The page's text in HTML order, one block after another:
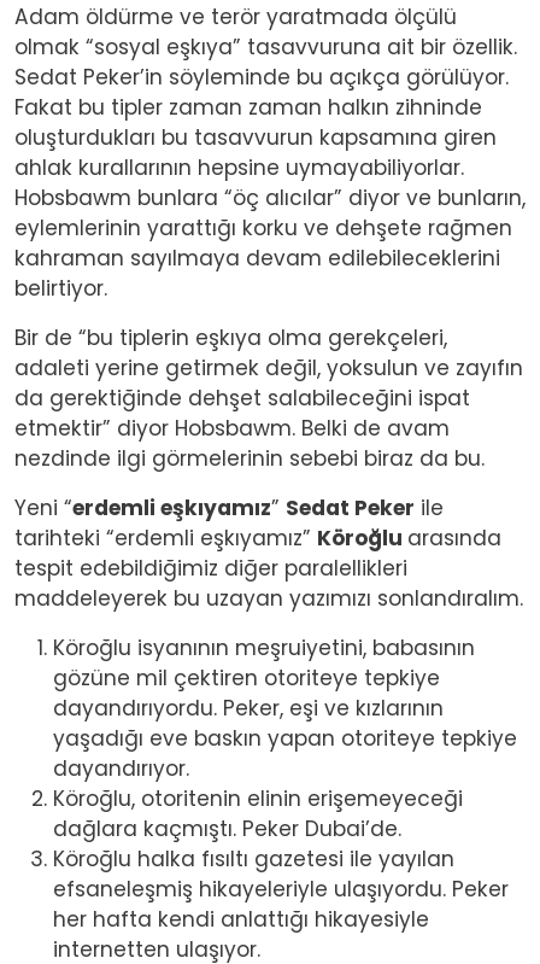
Adam öldürme ve terör yaratmada ölçülü
olmak “sosyal eşkıya” tasavvuruna ait bir özellik.
Sedat Peker’in söyleminde bu açıkça görülüyor.
Fakat bu tipler zaman zaman halkın zihninde
oluşturdukları bu tasavvurun kapsamına giren
ahlak kurallarının hepsine uymayabiliyorlar.
Hobsbawm bunlara “öç alıcılar” diyor ve bunların,
eylemlerinin yarattığı korku ve dehşete rağmen
kahraman sayılmaya devam edilebileceklerini
belirtiyor.
Bir de “bu tiplerin eşkıya olma gerekçeleri,
adaleti yerine getirmek değil, yoksulun ve zayıfın
da gerektiğinde dehşet salabileceğini ispat
etmektir” diyor Hobsbawm. Belki de avam
nezdinde ilgi görmelerinin sebebi biraz da bu.
Yeni “erdemli eşkıyamız” Sedat Peker ile
tarihteki “erdemli eşkıyamız” Köroğlu arasında
tespit edebildiğimiz diğer paralellikleri
maddeleyerek bu uzayan yazımızı sonlandıralım.
Köroğlu isyanının meşruiyetini, babasının
gözüne mil çektiren otoriteye tepkiye
dayandırıyordu. Peker, eşi ve kızlarının
yaşadığı eve baskın yapan otoriteye tepkiye
dayandırıyor.
Köroğlu, otoritenin elinin erişemeyeceği
dağlara kaçmıştı. Peker Dubai’de.
Köroğlu halka fısıltı gazetesi ile yayılan
efsaneleşmiş hikayeleriyle ulaşıyordu. Peker
her hafta kendi anlattığı hikayesiyle
internetten ulaşıyor.